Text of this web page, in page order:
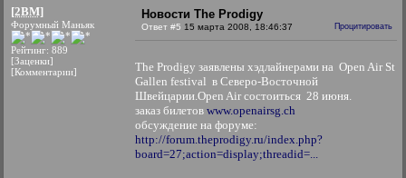
[2BM]
Форумный Маньяк
Рейтинг: 889
[Заценки]
[Комментарии]
Новости The Prodigy
Ответ #5 15 марта 2008, 18:46:37 Процитировать
The Prodigy заявлены хэдлайнерами на Open Air St
Gallen festival в Северо-Восточной
Швейцарии.Open Air состоиться 28 июня.
заказ билетов www.openairsg.ch
обсуждение на форуме:
http://forum.theprodigy.ru/index.php?
board=27;action=display;threadid=...